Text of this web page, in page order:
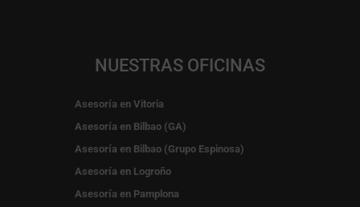
NUESTRAS OFICINAS
Asesoría en Vitoria
Asesoría en Bilbao (GA)
Asesoría en Bilbao (Grupo Espinosa)
Asesoría en Logroño
Asesoría en Pamplona